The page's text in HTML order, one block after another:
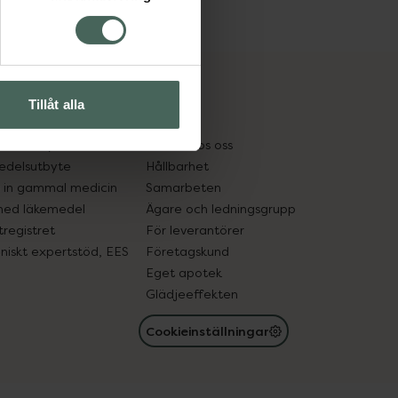
Tillåt alla
och läkemedel
in gammal medicin
läkemedel
expertstöd, EES
Jobba hos oss
Hållbarhet
Samarbeten
Ägare och ledningsgrupp
För leverantörer
Företagskund
Eget apotek
Glädjeeffekten
Cookieinställningar